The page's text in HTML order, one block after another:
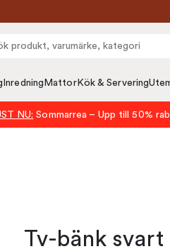
Inredning MattorKök & Servering
NU: Sommarrea – Upp till 50%
Tv-bänk svart